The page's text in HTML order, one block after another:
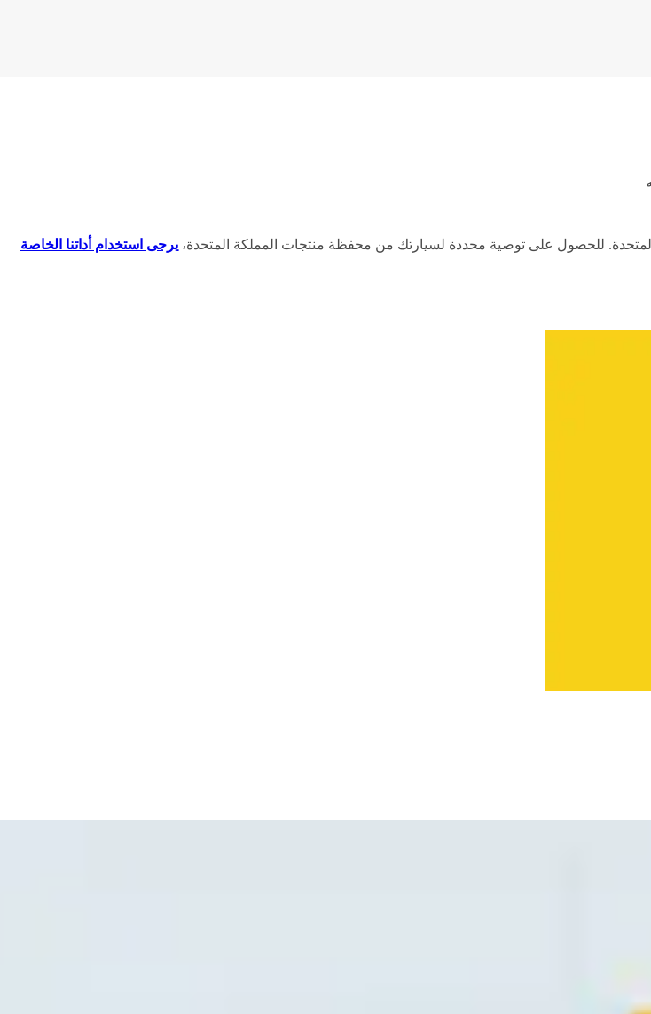
للحصول على توصية محددة لسيارتك من محفظة منتجات المملكة المتحدة، يرجى استخدام أداتنا الخاصة